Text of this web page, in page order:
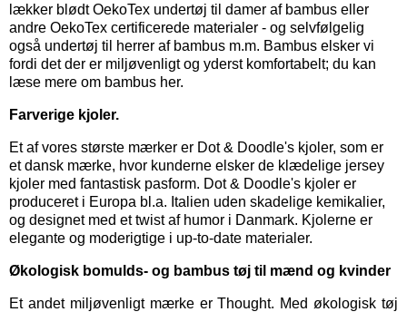
lækker blødt OekoTex undertøj til damer af bambus eller
andre OekoTex certificerede materialer - og selvfølgelig
også undertøj til herrer af bambus m.m. Bambus elsker vi
fordi det der er miljøvenligt og yderst komfortabelt; du kan
læse mere om bambus her.
Farverige kjoler.
Et af vores største mærker er Dot & Doodle's kjoler, som er
et dansk mærke, hvor kunderne elsker de klædelige jersey
kjoler med fantastisk pasform. Dot & Doodle's kjoler er
produceret i Europa bl.a. Italien uden skadelige kemikalier,
og designet med et twist af humor i Danmark. Kjolerne er
elegante og moderigtige i up-to-date materialer.
Økologisk bomulds- og bambus tøj til mænd og kvinder
Et andet miljøvenligt mærke erThought. Med økologisk tøj